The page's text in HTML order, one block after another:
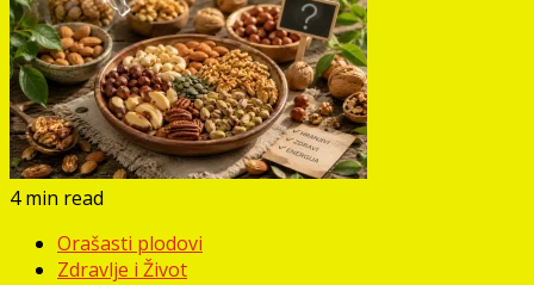
4 min read
Orašasti plodovi
Zdravlje i Život